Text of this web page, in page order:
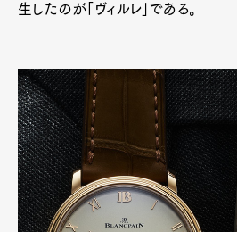
生したのが「ヴィルレ」である。